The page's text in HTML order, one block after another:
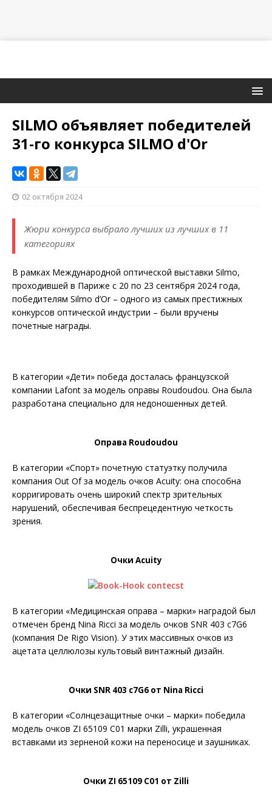
SILMO объявляет победителей
31-го конкурса SILMO d'Or
02 октября 2024
Жюри конкурса выбрало лучших из лучших в 11
категориях
В рамках Международной оптической выставки Silmo,
проходившей в Париже с 20 по 23 сентября 2024 года,
победителям Silmo d’Or – одного из самых престижных
конкурсов оптической индустрии – были вручены
почетные награды.
В категории «Дети» победа досталась французской
компании Lafont за модель оправы Roudoudou. Она была
разработана специально для недоношенных детей.
Оправа Roudoudou
В категории «Спорт» почетную статуэтку получила
компания Out Of за модель очков Acuity: она способна
корригировать очень широкий спектр зрительных
нарушений, обеспечивая беспрецедентную четкость
зрения.
Очки Acuity
В категории «Медицинская оправа – марки» наградой был
отмечен бренд Nina Ricci за модель очков SNR 403 c7G6
(компания De Rigo Vision). У этих массивных очков из
ацетата целлюлозы культовый винтажный дизайн.
Очки SNR 403 c7G6 от Nina Ricci
В категории «Солнцезащитные очки – марки» победила
модель очков ZI 65109 C01 марки Zilli, украшенная
вставками из зерненой кожи на переносице и заушниках.
Очки ZI 65109 C01 от Zilli